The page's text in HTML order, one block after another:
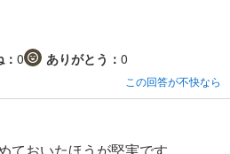
0 ありがとう： 0
この回答が不快なら